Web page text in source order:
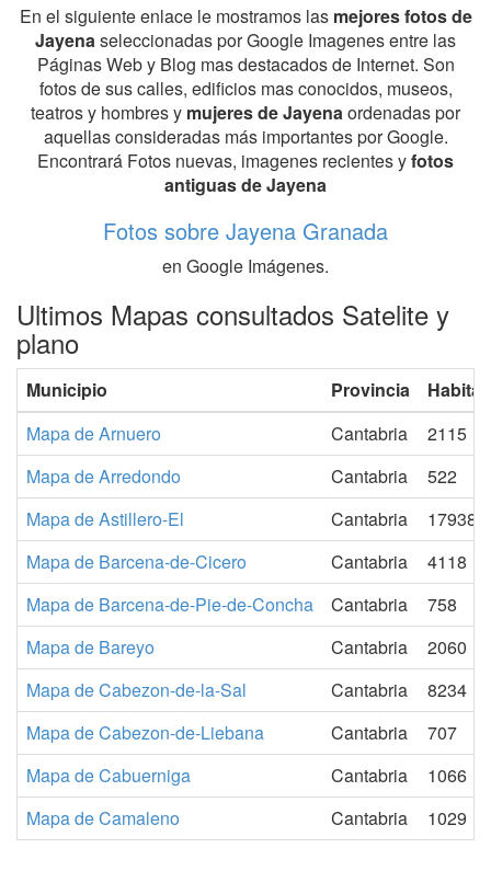
En el siguiente enlace le mostramos las mejores fotos de
Jayenaseleccionadas por Google Imagenes entre las
Páginas Web y Blog mas destacados de Internet. Son
fotos de sus calles, edificios mas conocidos, museos,
teatros y hombres y mujeres de Jayenaordenadas por
aquellas consideradas más importantes por Google.
Encontrará Fotos nuevas, imagenes recientes yfotos
antiguas de Jayena
Fotos sobre Jayena Granada
en Google Imágenes.
Ultimos Mapas consultados Satelite y
plano
Municipio Provincia
Mapa de Arnuero
Cantabria
2115
Mapa de Arredondo
Cantabria
522
Mapa de Astillero-El
Cantabria
17938
Mapa de Barcena-de-Cicero
Cantabria
4118
Mapa de Barcena-de-Pie-de-Concha
Cantabria
758
Mapa de Bareyo
Cantabria
2060
Mapa de Cabezon-de-la-Sal
Cantabria
8234
Mapa de Cabezon-de-Liebana
Cantabria
707
Mapa de Cabuerniga
Cantabria
1066
Mapa de Camaleno
Cantabria 1029